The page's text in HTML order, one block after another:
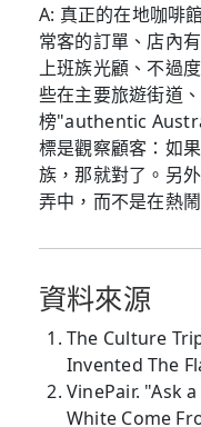
A: 真正的在地咖啡
常客的訂單、店內
上班族光顧、不過
些在主要旅遊街道
榜"authentic
標是觀察顧客：如
族，那就對了。另
弄中，而不是在熱
資料來源
The Culture
Invented The
VinePair. "Ask
White Come